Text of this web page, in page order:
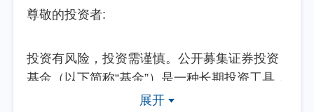
尊敬的投资者:
投资有风险，投资需谨慎。公开募集证券投资
基金（以下简称“基金”）是一种长期投资工具，
其主要功能是分散投资，降低投资单一证券所
展开